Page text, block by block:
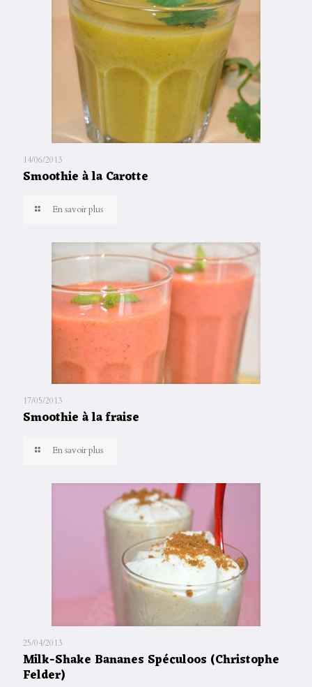
14/06/2013
Smoothie à la Carotte
En savoir plus
17/05/2013
Smoothie à la fraise
En savoir plus
25/04/2013
Milk-Shake Bananes Spéculoos (Christophe
Felder)